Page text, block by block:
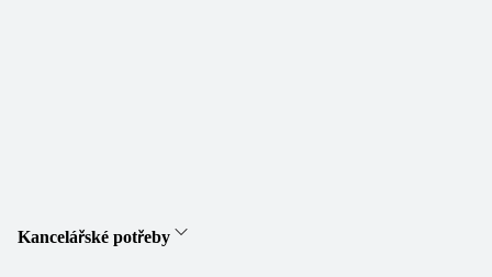
Kancelářské potřeby